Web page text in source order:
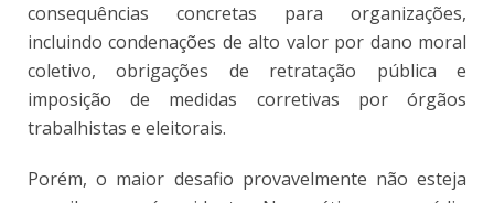
consequências concretas para organizações,
incluindo condenações de alto valor por dano moral
coletivo, obrigações de retratação pública e
imposição de medidas corretivas por órgãos
trabalhistas e eleitorais.
Porém, o maior desafio provavelmente não esteja